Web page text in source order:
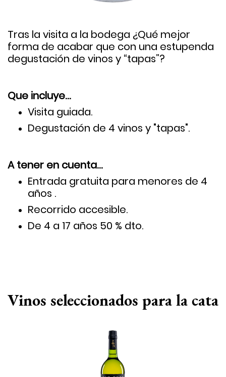
Tras la visita a la bodega ¿Qué mejor
forma de acabar que con una estupenda
degustación de vinos y “tapas”?
Que incluye…
Visita guiada.
Degustación de 4 vinos y "tapas".
A tener en cuenta…
Entrada gratuita para menores de 4
años .
Recorrido accesible.
De 4 a 17 años 50 % dto.
Vinos seleccionados para la cata